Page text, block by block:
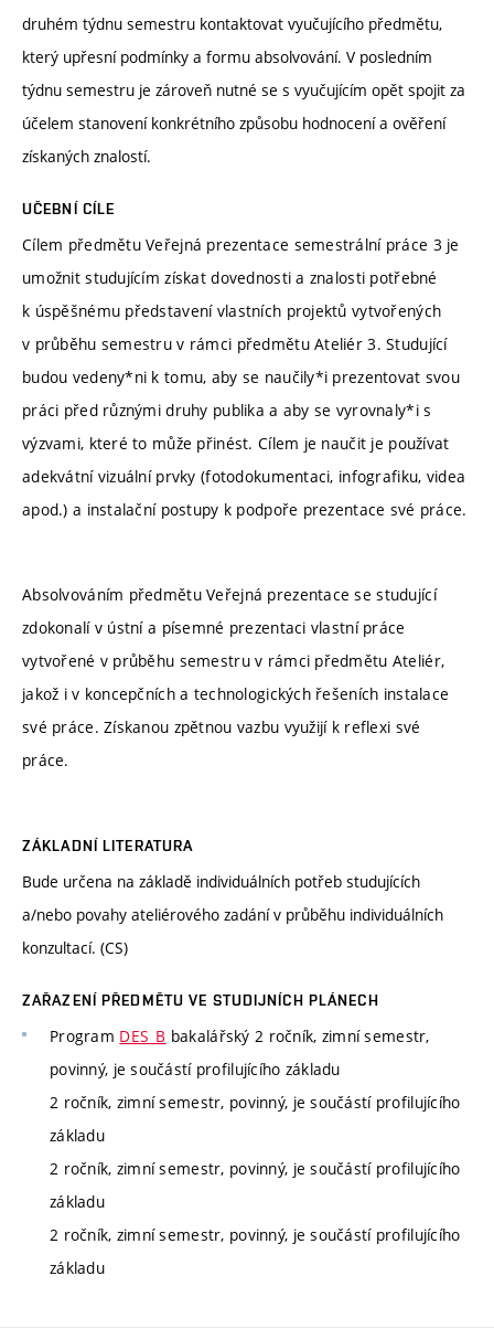
druhém týdnu semestru kontaktovat vyučujícího předmětu,
který upřesní podmínky a formu absolvování. V posledním
týdnu semestru je zároveň nutné se s vyučujícím opět spojit za
účelem stanovení konkrétního způsobu hodnocení a ověření
získaných znalostí.
UČEBNÍ CÍLE
Cílem předmětu Veřejná prezentace semestrální práce 3 je
umožnit studujícím získat dovednosti a znalosti potřebné
k úspěšnému představení vlastních projektů vytvořených
v průběhu semestru v rámci předmětu Ateliér 3. Studující
budou vedeny*ni k tomu, aby se naučily*i prezentovat svou
práci před různými druhy publika a aby se vyrovnaly*i s
výzvami, které to může přinést. Cílem je naučit je používat
adekvátní vizuální prvky (fotodokumentaci, infografiku, videa
apod.) a instalační postupy k podpoře prezentace své práce.
Absolvováním předmětu Veřejná prezentace se studující
zdokonalí v ústní a písemné prezentaci vlastní práce
vytvořené v průběhu semestru v rámci předmětu Ateliér,
jakož i v koncepčních a technologických řešeních instalace
své práce. Získanou zpětnou vazbu využijí k reflexi své
práce.
ZÁKLADNÍ LITERATURA
Bude určena na základě individuálních potřeb studujících
a/nebo povahy ateliérového zadání v průběhu individuálních
konzultací. (CS)
ZAŘAZENÍ PŘEDMĚTU VE STUDIJNÍCH PLÁNECH
Program DES_B bakalářský 2 ročník, zimní semestr,
povinný, je součástí profilujícího základu
2 ročník, zimní semestr, povinný, je součástí profilujícího
základu
2 ročník, zimní semestr, povinný, je součástí profilujícího
základu
2 ročník, zimní semestr, povinný, je součástí profilujícího
základu